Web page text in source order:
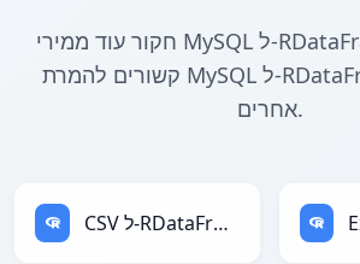
חקור עוד ממירי MySQL ל-RDataFrame. מצא כלים
קשורים להמרת MySQL ל-RDataFrame ופורמטים
אחרים.
CSV ל-RDataFrame